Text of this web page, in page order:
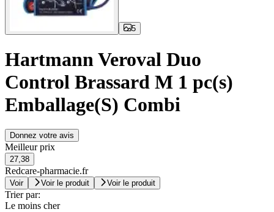
5
Hartmann Veroval Duo
Control Brassard M 1 pc(s)
Emballage(S) Combi
Donnez votre avis
Meilleur prix
27,38
Redcare-pharmacie.fr
Voir Voir le produit Voir le produit
Trier par:
Le moins cher